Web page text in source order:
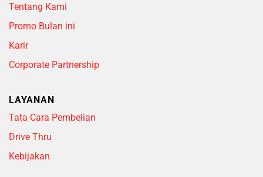
Tentang Kami
Promo Bulan ini
Karir
Corporate Partnership
LAYANAN
Tata Cara Pembelian
Drive Thru
Kebijakan